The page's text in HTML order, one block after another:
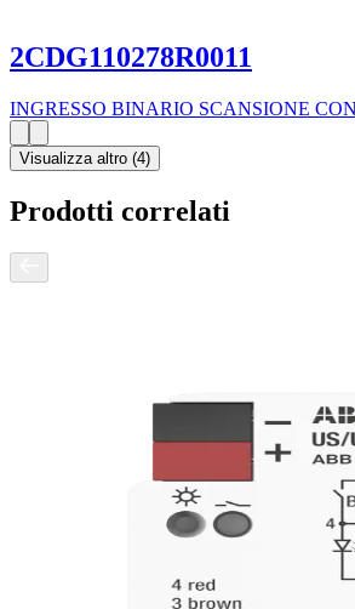
2CDG110278R0011
INGRESSO BINARIO SCANSIONE
Visualizza altro (4)
Prodotti correlati